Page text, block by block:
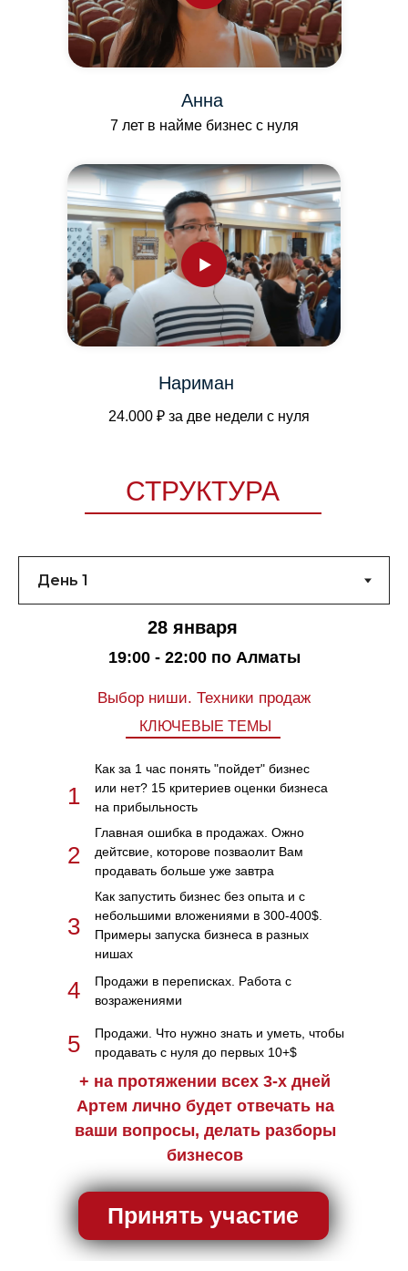
Анна
7 лет в найме бизнес с нуля
Нариман
24.000 ₽ за две недели с нуля
СТРУКТУРА
КЛЮЧЕВЫЕ ТЕМЫ
28 января
19:00 - 22:00 по Алматы
Как за 1 час понять "пойдет" бизнес
или нет? 15 критериев оценки бизнеса
на прибыльность
1
Продажи в переписках. Работа с
возражениями
2
3
4
Как запустить бизнес без опыта и с
небольшими вложениями в 300-400$.
Примеры запуска бизнеса в разных
нишах
Главная ошибка в продажах. Ожно
дейтсвие, которове позваолит Вам
продавать больше уже завтра
5
Продажи. Что нужно знать и уметь, чтобы
продавать с нуля до первых 10+$
Выбор ниши. Техники продаж
КЛЮЧЕВЫЕ ТЕМЫ
29 января
11:00 - 18:00 по Алматы
Основа бизнеса. Стратегия.
Ключевые цифры. Продажи
30 января
11:00 - 17:00 по Алматы
Мышление. Маркетинг. Переход в
онлайн
КЛЮЧЕВЫЕ ТЕМЫ
+ на протяжении всех 3-х дней
Артем лично будет отвечать на
ваши вопросы, делать разборы
бизнесов
Принять участие